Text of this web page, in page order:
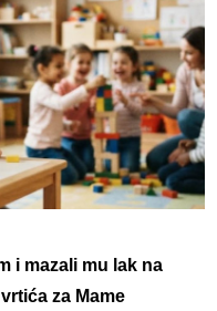
i mazali mu lak na
za Mame